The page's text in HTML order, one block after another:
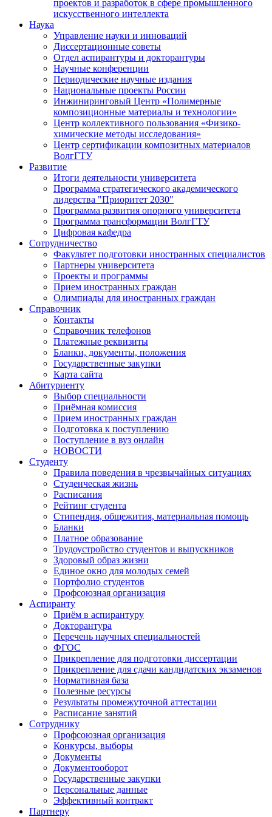
проектов и разработок в сфере промышленного
искусственного интеллекта
Наука
Управление науки и инноваций
Диссертационные советы
Отдел аспирантуры и докторантуры
Научные конференции
Периодические научные издания
Национальные проекты России
Инжиниринговый Центр «Полимерные
композиционные материалы и технологии»
Центр коллективного пользования «Физико-
химические методы исследования»
Центр сертификации композитных материалов
ВолгГТУ
Развитие
Итоги деятельности университета
Программа стратегического академического
лидерства "Приоритет 2030"
Программа развития опорного университета
Программа трансформации ВолгГТУ
Цифровая кафедра
Сотрудничество
Факультет подготовки иностранных специалистов
Партнеры университета
Проекты и программы
Прием иностранных граждан
Олимпиады для иностранных граждан
Справочник
Контакты
Справочник телефонов
Платежные реквизиты
Бланки, документы, положения
Государственные закупки
Карта сайта
Абитуриенту
Выбор специальности
Приёмная комиссия
Прием иностранных граждан
Подготовка к поступлению
Поступление в вуз онлайн
НОВОСТИ
Студенту
Правила поведения в чрезвычайных ситуациях
Студенческая жизнь
Расписания
Рейтинг студента
Стипендия, общежития, материальная помощь
Бланки
Платное образование
Трудоустройство студентов и выпускников
Здоровый образ жизни
Единое окно для молодых семей
Портфолио студентов
Профсоюзная организация
Аспиранту
Приём в аспирантуру
Докторантура
Перечень научных специальностей
ФГОС
Прикрепление для подготовки диссертации
Прикрепление для сдачи кандидатских экзаменов
Нормативная база
Полезные ресурсы
Результаты промежуточной аттестации
Расписание занятий
Сотруднику
Профсоюзная организация
Конкурсы, выборы
Документы
Документооборот
Государственные закупки
Персональные данные
Эффективный контракт
Партнеру